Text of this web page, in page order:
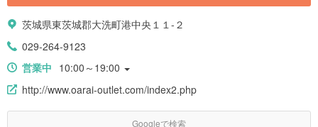
茨城県東茨城郡大洗町港中央１１-２
029-264-9123
営業中 10:00～19:00
http://www.oarai-outlet.com/index2.php
Googleで検索